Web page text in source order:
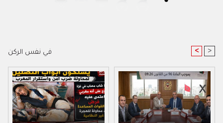
في نفس الركن < >